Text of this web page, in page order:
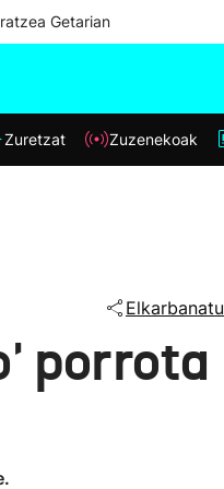
Getarian
Zuretzat Zuzenekoak
Elkarbanatu
porrota